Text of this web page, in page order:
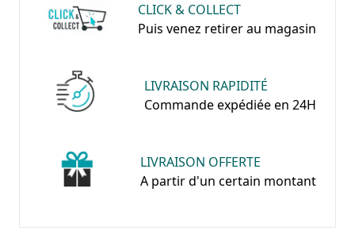
CLICK & COLLECT
Puis venez retirer au magasin
LIVRAISON RAPIDITÉ
Commande expédiée en 24H
LIVRAISON OFFERTE
A partir d'un certain montant